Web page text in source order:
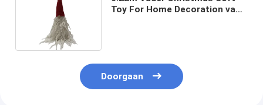
Toy For Home Decoration van
Doorgaan